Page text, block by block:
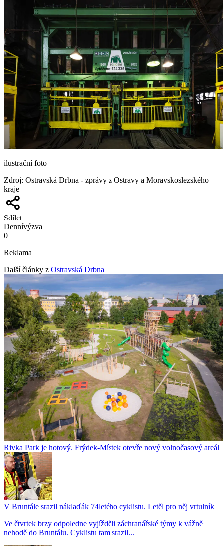
ilustrační foto
Zdroj: Ostravská Drbna - zprávy z Ostravy a Moravskoslezského
kraje
Sdílet
Dennívýzva
0
Reklama
Další články z Ostravská Drbna
Rivka Park je hotový. Frýdek-Místek otevře nový volnočasový areál
V Bruntále srazil náklaďák 74letého cyklistu. Letěl pro něj vrtulník
Ve čtvrtek brzy odpoledne vyjížděli záchranářské týmy k vážně
nehodě do Bruntálu. Cyklistu tam srazil...